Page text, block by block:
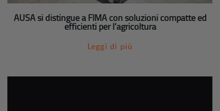
AUSA si distingue a FIMA con soluzioni compatte ed
efficienti per l’agricoltura
Leggi di più